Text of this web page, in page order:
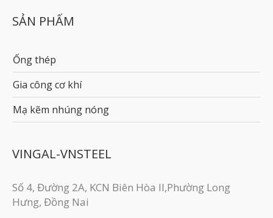
SẢN PHẨM
Ống thép
Gia công cơ khí
Mạ kẽm nhúng nóng
VINGAL-VNSTEEL
Số 4, Đường 2A, KCN Biên Hòa II,Phường Long
Hưng, Đồng Nai